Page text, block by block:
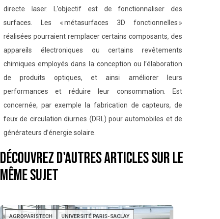
directe laser. L’objectif est de fonctionnaliser des
surfaces. Les « métasurfaces 3D fonctionnelles »
réalisées pourraient remplacer certains composants, des
appareils électroniques ou certains revêtements
chimiques employés dans la conception ou l’élaboration
de produits optiques, et ainsi améliorer leurs
performances et réduire leur consommation. Est
concernée, par exemple la fabrication de capteurs, de
feux de circulation diurnes (DRL) pour automobiles et de
générateurs d’énergie solaire.
Découvrez d'autres articles sur le
même sujet
AGROPARISTECH UNIVERSITÉ PARIS-SACLAY